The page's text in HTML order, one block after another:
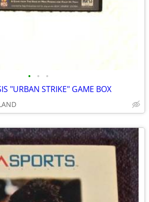
• • •
"URBAN STRIKE" GAME BOX